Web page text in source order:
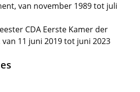
van november 1989 tot juli
CDA Eerste Kamer der
11 juni 2019 tot juni 2023